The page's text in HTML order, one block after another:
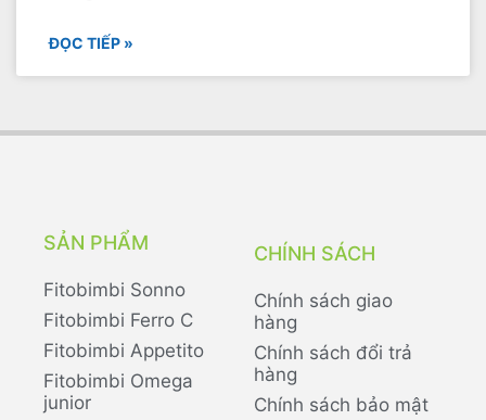
ĐỌC TIẾP »
SẢN PHẨM
Fitobimbi Sonno
Fitobimbi Ferro C
Fitobimbi Appetito
Fitobimbi Omega
junior
CHÍNH SÁCH
Chính sách giao
hàng
Chính sách đổi trả
hàng
Chính sách bảo mật